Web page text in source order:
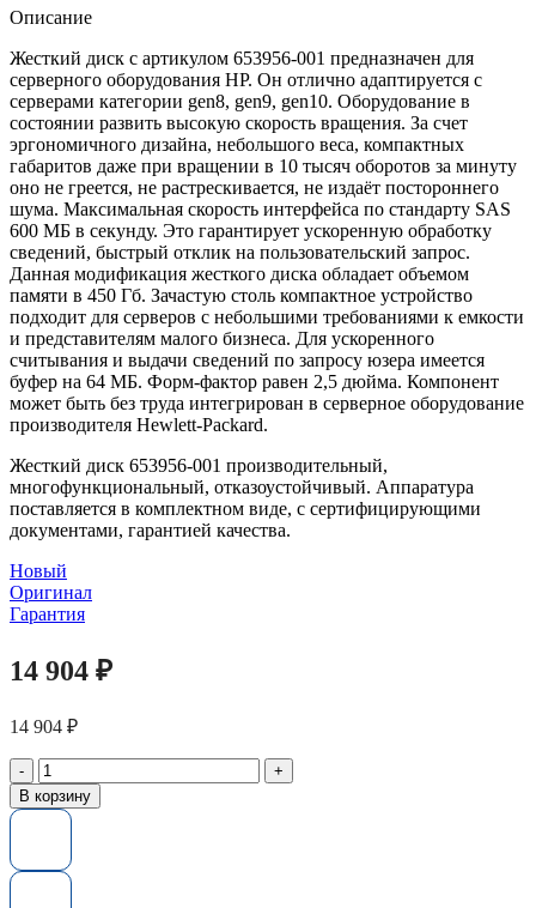
Описание
Жесткий диск с артикулом 653956-001 предназначен для
серверного оборудования НР. Он отлично адаптируется с
серверами категории gen8, gen9, gen10. Оборудование в
состоянии развить высокую скорость вращения. За счет
эргономичного дизайна, небольшого веса, компактных
габаритов даже при вращении в 10 тысяч оборотов за минуту
оно не греется, не растрескивается, не издаёт постороннего
шума. Максимальная скорость интерфейса по стандарту SAS
600 МБ в секунду. Это гарантирует ускоренную обработку
сведений, быстрый отклик на пользовательский запрос.
Данная модификация жесткого диска обладает объемом
памяти в 450 Гб. Зачастую столь компактное устройство
подходит для серверов с небольшими требованиями к емкости
и представителям малого бизнеса. Для ускоренного
считывания и выдачи сведений по запросу юзера имеется
буфер на 64 МБ. Форм-фактор равен 2,5 дюйма. Компонент
может быть без труда интегрирован в серверное оборудование
производителя Hewlett-Packard.
Жесткий диск 653956-001 производительный,
многофункциональный, отказоустойчивый. Аппаратура
поставляется в комплектном виде, с сертифицирующими
документами, гарантией качества.
Новый
Оригинал
Гарантия
14 904 ₽
14 904 ₽
Количество
товара
Жесткий
001
В корзину